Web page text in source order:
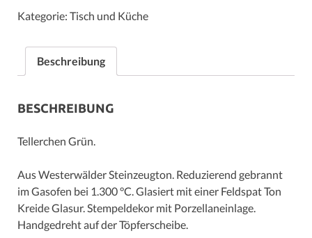
Kategorie: Tisch und Küche
Beschreibung
BESCHREIBUNG
Tellerchen Grün.
Aus Westerwälder Steinzeugton. Reduzierend gebrannt
im Gasofen bei 1.300 °C. Glasiert mit einer Feldspat Ton
Kreide Glasur. Stempeldekor mit Porzellaneinlage.
Handgedreht auf der Töpferscheibe.